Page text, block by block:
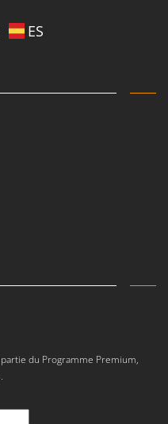
ES
du Programme Premium,
.